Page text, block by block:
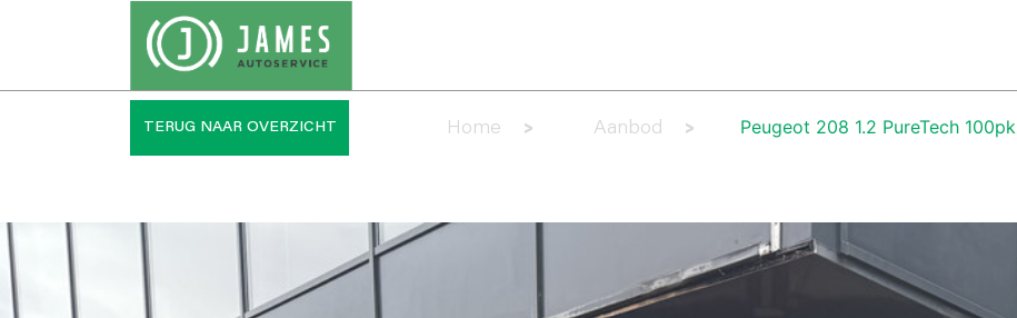
TERUG NAAR OVERZICHT Home > Aanbod > Peugeot 208 1.2 PureTech 100pk